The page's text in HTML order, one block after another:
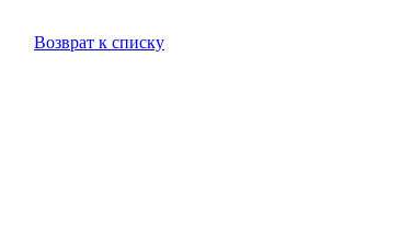
Возврат к списку